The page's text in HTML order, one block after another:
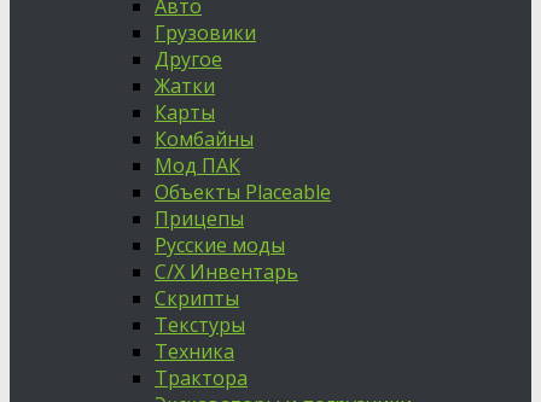
Авто
Грузовики
Другое
Жатки
Карты
Комбайны
Мод ПАК
Объекты Placeable
Прицепы
Русские моды
С/Х Инвентарь
Скрипты
Текстуры
Техника
Трактора